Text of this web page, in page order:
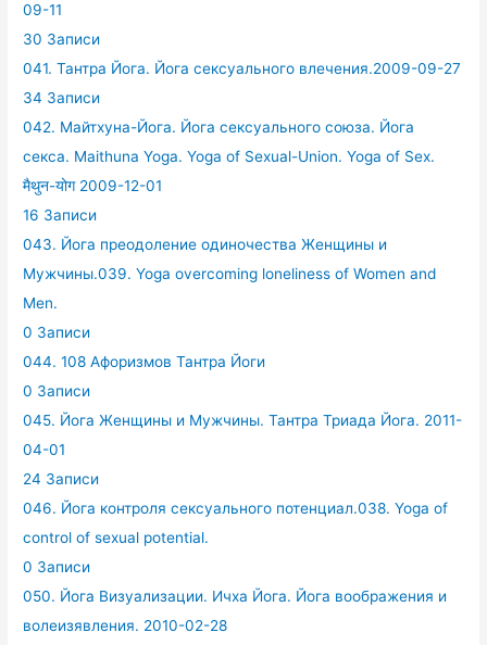
09-11
30 Записи
041. Тантра Йога. Йога сексуального влечения.2009-09-27
34 Записи
042. Майтхуна-Йога. Йога сексуального союза. Йога
секса. Maithuna Yoga. Yoga of Sexual-Union. Yoga of Sex.
मैथुन-योग 2009-12-01
16 Записи
043. Йога преодоление одиночества Женщины и
Мужчины.039. Yoga overcoming loneliness of Women and
Men.
0 Записи
044. 108 Афоризмов Тантра Йоги
0 Записи
045. Йога Женщины и Мужчины. Тантра Триада Йога. 2011-
04-01
24 Записи
046. Йога контроля сексуального потенциал.038. Yoga of
control of sexual potential.
0 Записи
050. Йога Визуализации. Ичха Йога. Йога воображения и
волеизявления. 2010-02-28